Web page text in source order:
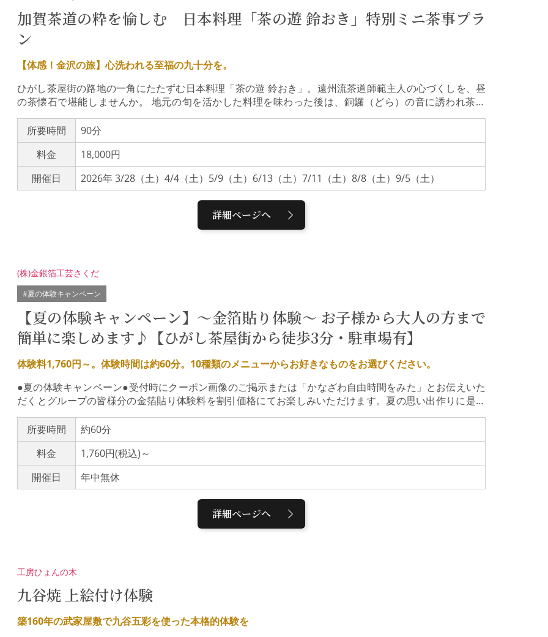
どうの森・本店 集合 → 農園と蒸留所見学（約75分）*→イタリアンカフェでランチ（約60分）→ 1
2：30 現地解散*荒天の場合は農園散策を中止し、蒸留所見学のみになります。
加賀茶道の粋を愉しむ 日本料理「茶の遊 鈴おき」特別ミニ茶事プラ
ン
【体感！金沢の旅】心洗われる至福の九十分を。
ひがし茶屋街の路地の一角にたたずむ日本料理「茶の遊 鈴おき」。遠州流茶道師範主人の心づくしを、昼
の茶懐石で堪能しませんか。 地元の旬を活かした料理を味わった後は、銅鑼（どら）の音に誘われ茶席
へ。本来は数時間におよぶ正式な「茶事（ちゃじ）」の流れを初心者の方でも気軽に、かつ本格的に茶の
湯の世界をお楽しみいただけます。茶の遊 鈴おき遠州流茶道師範・鈴置宗善（すずおき そうぜん）氏が営
む、茶道と美食が融合する日本料理店。白山市で多くの食通や茶人に愛された名料亭「お料理鈴おき」を2
025年7月、ひがし茶屋街へ移転。築120年の茶屋建築を再生した空間で、金沢の茶の湯と豊かな食文化を
世界へ発信しています。ミニ茶懐石コースカウンター席、または和室のテーブル席にて、地元の厳選食材
を用いた懐石料理を。店主による作法や料理の解説とともに、五感で旬を味わうひとときです。お品書
ずは香炉を回して心静かにお香の香りを鑑賞する「聞香」で身を清めます。その後、薄茶を、季節の和菓
子とともにゆったりと。日常を忘れる心豊かな時間をお過ごしください。
所要時間
90分
料金
18,000円
開催日
2026年 3/28（土）4/4（土）5/9（土）6/13（土）7/11（土）8/8（土）9/5（土）
詳細ページへ
【夏の体験キャンペーン】～金箔貼り体験～ お子様から大人の方まで
簡単に楽しめます♪【ひがし茶屋街から徒歩3分・駐車場有】
(株)金銀箔工芸さくだ
#夏の体験キャンペーン
体験料1,760円～。体験時間は約60分。10種類のメニューからお好きなものをお選びください。
●夏の体験キャンペーン●受付時にクーポン画像のご掲示または「かなざわ自由時間をみた」とお伝えいた
だくとグループの皆様分の金箔貼り体験料を割引価格にてお楽しみいただけます。夏の思い出作りに是非
金箔貼り体験へお越しくださいませ♪期間：令和8年7月4日（土）～ 8月23日（日）特典内容：グループ様
の体験料の消費税相当額を割引金沢と言えば「金箔」！ 金沢旅行の思い出に金箔貼り体験をしてみませ
んか。ひがし茶屋街から徒歩3分、駐車場あり。 ひがし茶屋街観光と併せてご利用ください♪体験料金は
1,760円～。メニューは10種類。リーズナブルでお気軽に金箔貼り体験を楽しめます。小さなお子様から大
人の方まで簡単にお楽しみ頂けます。(カッターを使いますので、お子様が使う際は保護者の方がお手伝い
をお願いします。)マスキングテープを使ってオリジナルデザインで作成することができます。細かい作業
買い物10％引クーポンをプレゼント！体験後は、店内にて金箔のお土産さがしをお楽しみください♪また、
体験工房では箔移しの作業や金箔貼りの作業などをご見学頂くことができます。中々見られない貴重な瞬
所要時間
約60分
料金
1,760円(税込)～
開催日
年中無休
詳細ページへ
九谷焼 上絵付け体験
工房ひょんの木
築160年の武家屋敷で九谷五彩を使った本格的体験を